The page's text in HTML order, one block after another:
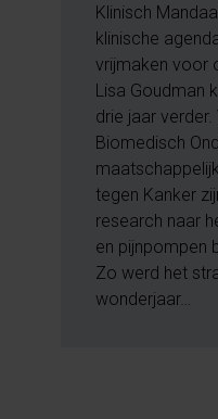
Klinisch
klinische
vrijmaken voor
Lisa Goudman
drie jaar
Biomedisch
tegen Kanker
research naar
en pijnpompen
Zo werd het
wonderjaar…